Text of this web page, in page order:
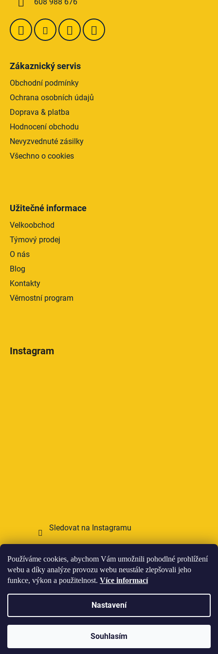
Používáme cookies, abychom Vám umožnili pohodlné prohlížení
webu a díky analýze provozu webu neustále zlepšovali jeho
funkce, výkon a použitelnost. Více informací
Nastavení
Souhlasím
Zákaznický servis
Obchodní podmínky
Ochrana osobních údajů
Doprava & platba
Hodnocení obchodu
Nevyzvednuté zásilky
Všechno o cookies
Užitečné informace
Velkoobchod
Týmový prodej
O nás
Blog
Kontakty
Věrnostní program
Instagram
Sledovat na Instagramu
Přijímáme online platby
Vytvořil Shoptet
HOWIES. Všechna práva vyhrazena.
Upravit nastavení cookies